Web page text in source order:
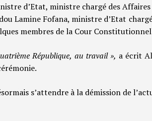
d’Etat, ministre chargé des
Lamine Fofana, ministre d’Etat
membres de la Cour
République, au travail », a écrit
s’attendre à la démission de